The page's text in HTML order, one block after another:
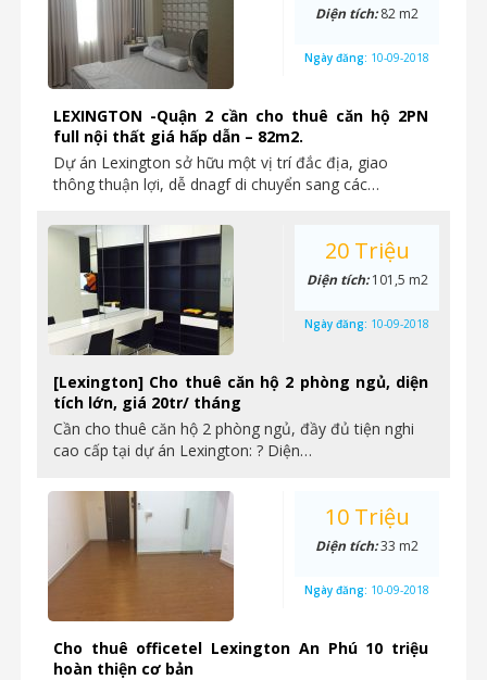
LEXINGTON -Quận 2 cần cho thuê căn hộ 2PN
full nội thất giá hấp dẫn – 82m2.
Dự án Lexington sở hữu một vị trí đắc địa, giao
thông thuận lợi, dễ dnagf di chuyển sang các…
Diện tích:82 m2
Ngày đăng: 10-09-2018
[Lexington] Cho thuê căn hộ 2 phòng ngủ, diện
tích lớn, giá 20tr/ tháng
Cần cho thuê căn hộ 2 phòng ngủ, đầy đủ tiện nghi
cao cấp tại dự án Lexington: ? Diện…
20 Triệu
Diện tích:101,5 m2
Ngày đăng: 10-09-2018
Cho thuê officetel Lexington An Phú 10 triệu
hoàn thiện cơ bản
10 Triệu
Diện tích:33 m2
Ngày đăng: 10-09-2018